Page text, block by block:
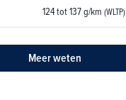
124 tot 137 g/km(WLTP)
Meer weten